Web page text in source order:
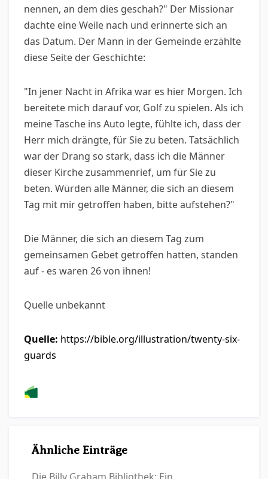
nennen, an dem dies geschah?" Der Missionar
dachte eine Weile nach und erinnerte sich an
das Datum. Der Mann in der Gemeinde erzählte
diese Seite der Geschichte:
"In jener Nacht in Afrika war es hier Morgen. Ich
bereitete mich darauf vor, Golf zu spielen. Als ich
meine Tasche ins Auto legte, fühlte ich, dass der
Herr mich drängte, für Sie zu beten. Tatsächlich
war der Drang so stark, dass ich die Männer
dieser Kirche zusammenrief, um für Sie zu
beten. Würden alle Männer, die sich an diesem
Tag mit mir getroffen haben, bitte aufstehen?"
Die Männer, die sich an diesem Tag zum
gemeinsamen Gebet getroffen hatten, standen
auf - es waren 26 von ihnen!
Quelle unbekannt
Quelle: https://bible.org/illustration/twenty-six-
guards
Ähnliche Einträge